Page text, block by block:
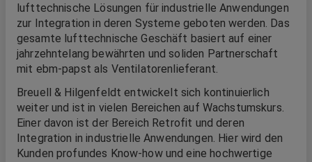
lufttechnische Lösungen für industrielle Anwendungen
zur Integration in deren Systeme geboten werden. Das
gesamte lufttechnische Geschäft basiert auf einer
jahrzehntelang bewährten und soliden Partnerschaft
mit ebm‑papst als Ventilatorenlieferant.
Breuell & Hilgenfeldt entwickelt sich kontinuierlich
weiter und ist in vielen Bereichen auf Wachstumskurs.
Einer davon ist der Bereich Retrofit und deren
Integration in industrielle Anwendungen. Hier wird den
Kunden profundes Know‑how und eine hochwertige